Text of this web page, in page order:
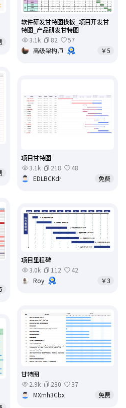
软件研发甘特图模板_项目开发甘
特图_产品研发甘特图
3.1k
82
57
高级架构师
￥5
项目甘特图
3.1k
218
48
EDLBCKdr
免费
项目里程碑
3.0k
112
42
Roy
￥3
甘特图
2.9k
280
37
MXmh3Cbx
免费